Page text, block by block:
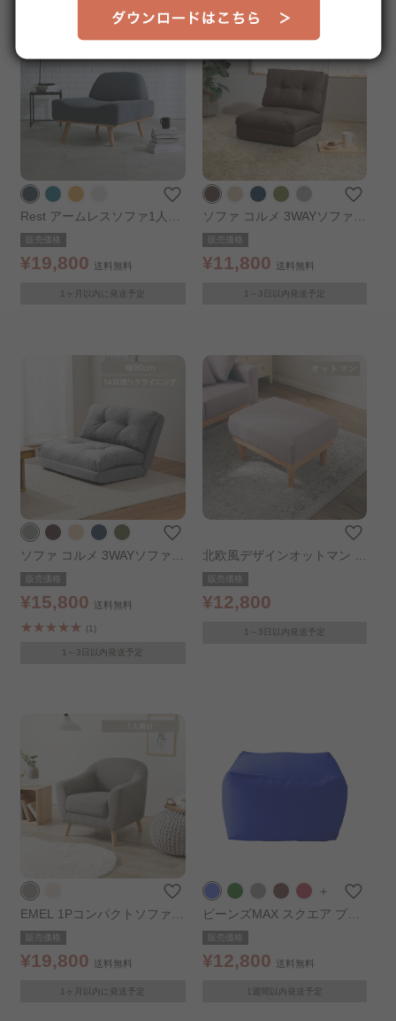
Rest アームレスソファ1人掛
け ダークグレー
販売価格
¥19,800 送料無料
1ヶ月以内に発送予定
ソファ コルメ 3WAYソファベ
ッド ブラウン
販売価格
¥11,800 送料無料
1～3日以内発送予定
ソファ コルメ 3WAYソファベ
ッド グレー
販売価格
¥15,800 送料無料
(1)
1～3日以内発送予定
北欧風デザインオットマン N
DS-OT ストーングレー
販売価格
¥12,800
1～3日以内発送予定
EMEL 1Pコンパクトソファ
グレー
販売価格
¥19,800 送料無料
1ヶ月以内に発送予定
＋
ビーンズMAX スクエア ブル
ー販売価格
¥12,800 送料無料
1週間以内発送予定